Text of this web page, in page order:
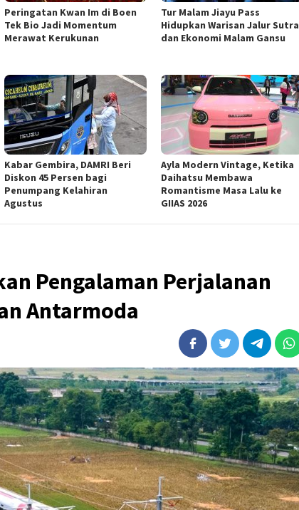
Peringatan Kwan Im di Boen
Tek Bio Jadi Momentum
Merawat Kerukunan
Tur Malam Jiayu Pass
Hidupkan Warisan Jalur Sutra
dan Ekonomi Malam Gansu
Kabar Gembira, DAMRI Beri
Diskon 45 Persen bagi
Penumpang Kelahiran
Agustus
Ayla Modern Vintage, Ketika
Daihatsu Membawa
Romantisme Masa Lalu ke
GIIAS 2026
Pengalaman Perjalanan
Antarmoda